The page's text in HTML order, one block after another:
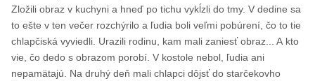
Zložili obraz v kuchyni a hneď po tichu vykĺzli do tmy. V dedine sa
to ešte v ten večer rozchýrilo a ľudia boli veľmi pobúrení, čo to tie
chlapčiská vyviedli. Urazili rodinu, kam mali zaniesť obraz... A kto
vie, čo dedo s obrazom porobí. V kostole nebol, ľudia ani
nepamätajú. Na druhý deň mali chlapci dôjsť do starčekovho